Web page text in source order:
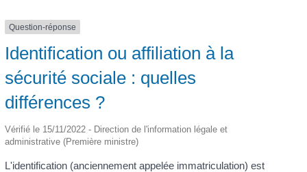
Question-réponse
Identification ou affiliation à la
sécurité sociale : quelles
différences ?
Vérifié le 15/11/2022 - Direction de l'information légale et
administrative (Première ministre)
L'identification (anciennement appelée immatriculation) est